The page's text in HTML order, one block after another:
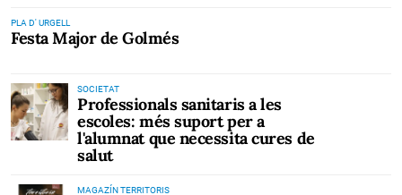
PLA D' URGELL
Festa Major de Golmés
SOCIETAT
Professionals sanitaris a les
escoles: més suport per a
l'alumnat que necessita cures de
salut
MAGAZÍN TERRITORIS